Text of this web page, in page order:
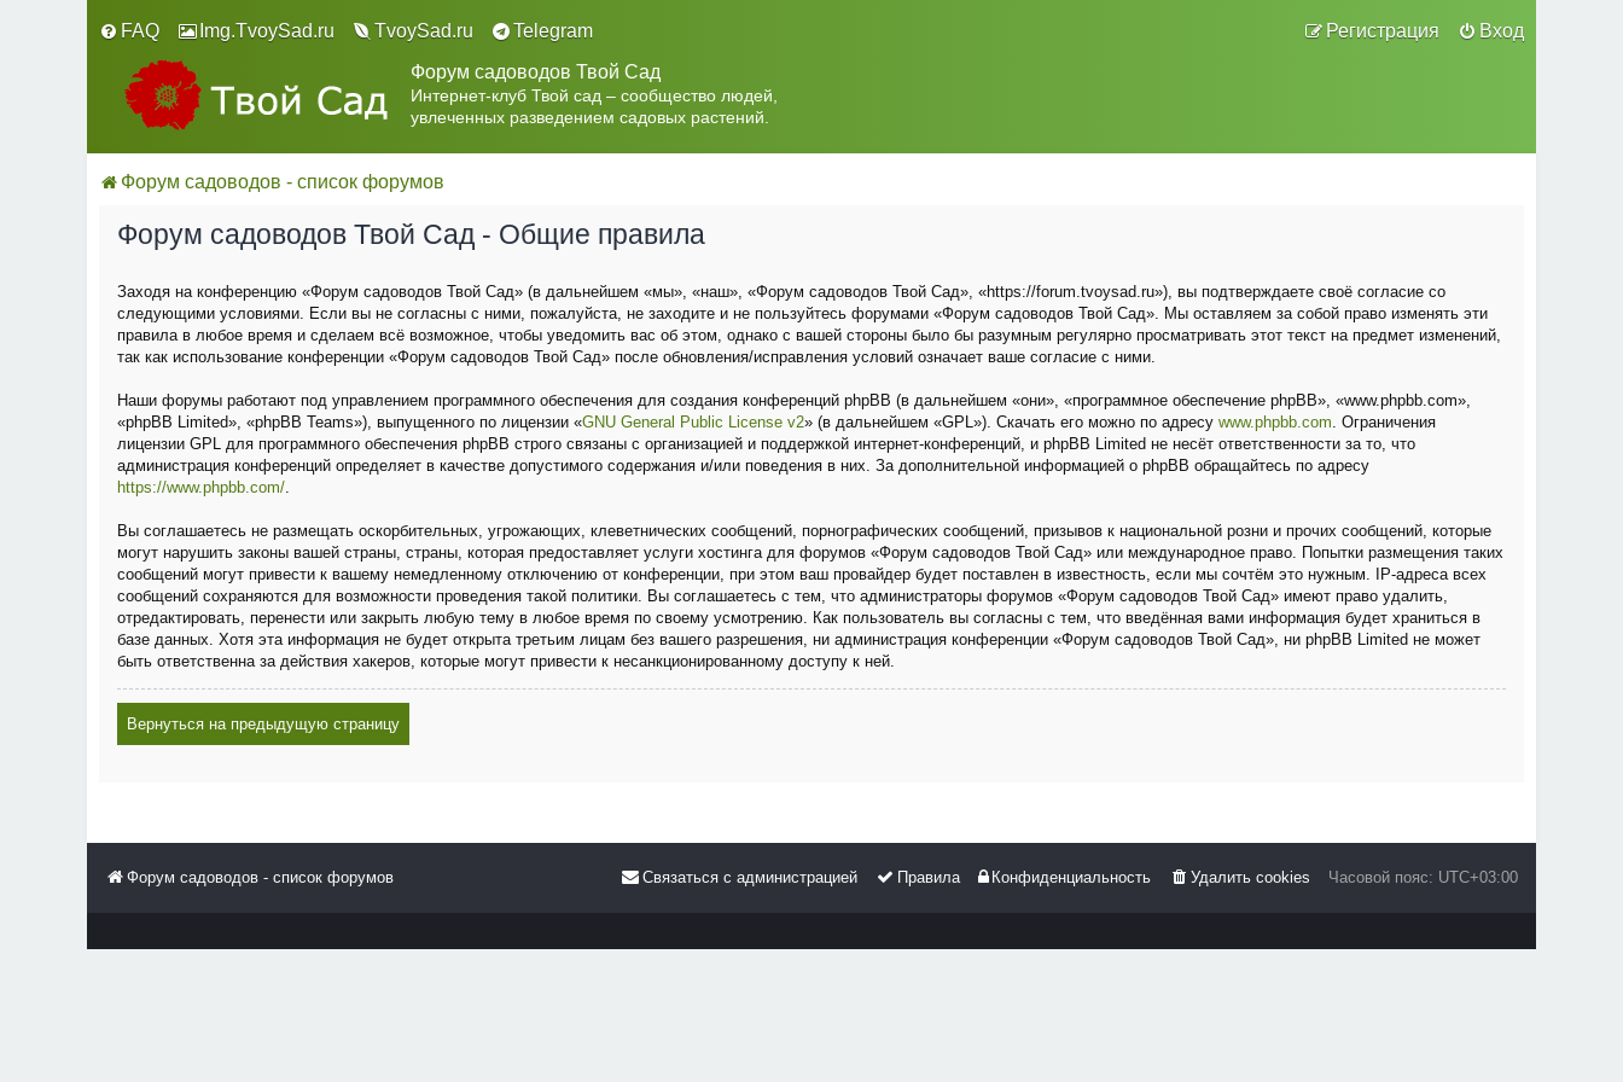
FAQ Вход
Регистрация
Img.TvoySad.ru TvoySad.ru
Telegram
Форум садоводов Твой Сад
Интернет-клуб Твой сад – сообщество людей,
увлеченных разведением садовых растений.
Форум садоводов - список форумов
Форум садоводов Твой Сад - Общие правила
Заходя на конференцию «Форум садоводов Твой Сад» (в дальнейшем «мы», «наш», «Форум садоводов Твой Сад», «https://forum.tvoysad.ru»), вы подтверждаете своё согласие со
следующими условиями. Если вы не согласны с ними, пожалуйста, не заходите и не пользуйтесь форумами «Форум садоводов Твой Сад». Мы оставляем за собой право изменять эти
правила в любое время и сделаем всё возможное, чтобы уведомить вас об этом, однако с вашей стороны было бы разумным регулярно просматривать этот текст на предмет изменений,
так как использование конференции «Форум садоводов Твой Сад» после обновления/исправления условий означает ваше согласие с ними.
Наши форумы работают под управлением программного обеспечения для создания конференций phpBB (в дальнейшем «они», «программное обеспечение phpBB», «www.phpbb.com»,
«phpBB Limited», «phpBB Teams»), выпущенного по лицензии «GNU General Public License v2» (в дальнейшем «GPL»). Скачать его можно по адресу www.phpbb.com. Ограничения
лицензии GPL для программного обеспечения phpBB строго связаны с организацией и поддержкой интернет-конференций, и phpBB Limited не несёт ответственности за то, что
администрация конференций определяет в качестве допустимого содержания и/или поведения в них. За дополнительной информацией о phpBB обращайтесь по адресу
https://www.phpbb.com/.
Вы соглашаетесь не размещать оскорбительных, угрожающих, клеветнических сообщений, порнографических сообщений, призывов к национальной розни и прочих сообщений, которые
могут нарушить законы вашей страны, страны, которая предоставляет услуги хостинга для форумов «Форум садоводов Твой Сад» или международное право. Попытки размещения таких
сообщений могут привести к вашему немедленному отключению от конференции, при этом ваш провайдер будет поставлен в известность, если мы сочтём это нужным. IP-адреса всех
сообщений сохраняются для возможности проведения такой политики. Вы соглашаетесь с тем, что администраторы форумов «Форум садоводов Твой Сад» имеют право удалить,
отредактировать, перенести или закрыть любую тему в любое время по своему усмотрению. Как пользователь вы согласны с тем, что введённая вами информация будет храниться в
базе данных. Хотя эта информация не будет открыта третьим лицам без вашего разрешения, ни администрация конференции «Форум садоводов Твой Сад», ни phpBB Limited не может
быть ответственна за действия хакеров, которые могут привести к несанкционированному доступу к ней.
Вернуться на предыдущую страницу
Форум садоводов - список форумов Часовой пояс: UTC+03:00
Удалить cookies
Конфиденциальность
Правила
Связаться с администрацией